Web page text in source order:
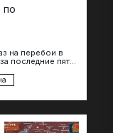
по
на перебои в
последние пять